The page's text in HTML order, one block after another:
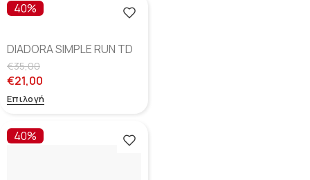
40%
DIADORA SIMPLE RUN TD
– Grey Alaska
€35,00
€21,00
Επιλογή
40%